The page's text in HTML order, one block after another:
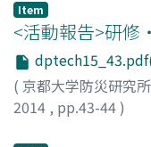
Item
<活動報告>研修
( 京都大学防災研究
2014 , pp.43-44)